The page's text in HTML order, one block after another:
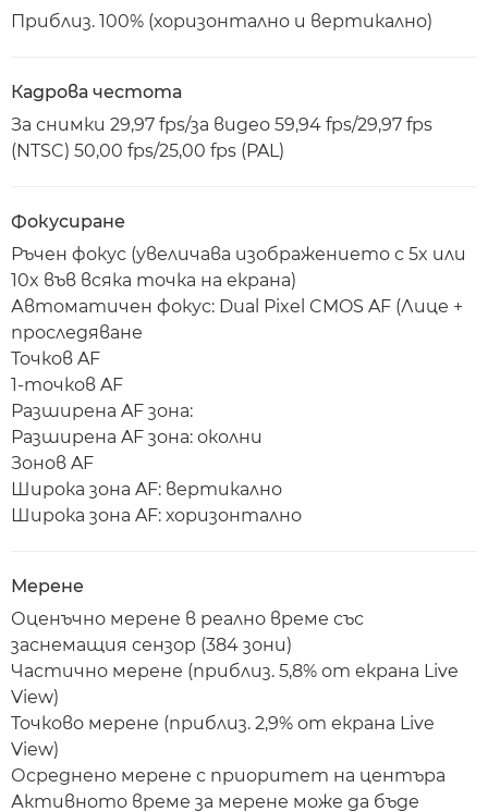
Приблиз. 100% (хоризонтално и вертикално)
Кадрова честота
За снимки 29,97 fps/за видео 59,94 fps/29,97 fps
(NTSC) 50,00 fps/25,00 fps (PAL)
Фокусиране
Ръчен фокус (увеличава изображението с 5x или
10x във всяка точка на екрана)
Автоматичен фокус: Dual Pixel CMOS AF (Лице +
проследяване
Точков AF
1-точков AF
Разширена AF зона:
Разширена AF зона: околни
Зонов AF
Широка зона AF: вертикално
Широка зона AF: хоризонтално
Мерене
Оценъчно мерене в реално време със
заснемащия сензор (384 зони)
Частично мерене (приблиз. 5,8% от екрана Live
View)
Точково мерене (приблиз. 2,9% от екрана Live
View)
Осреднено мерене с приоритет на центъра
Активното време за мерене може да бъде